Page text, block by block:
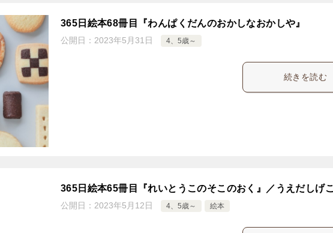
365日絵本68冊目『わんぱくだんのおかしなおかしや』
公開日： 2023年5月31日 4、5歳～
続きを読む
365日絵本65冊目『れいとうこのそこのおく』／うえだしげこ
公開日： 2023年5月12日 4、5歳～ 絵本